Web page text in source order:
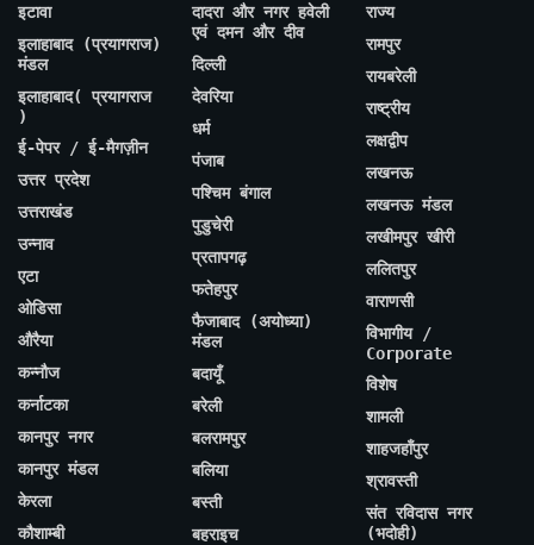
इटावा
इलाहाबाद (प्रयागराज)
मंडल
इलाहाबाद( प्रयागराज
)
ई-पेपर / ई-मैगज़ीन
उत्तर प्रदेश
उत्तराखंड
उन्नाव
एटा
ओडिसा
औरैया
कन्नौज
कर्नाटका
कानपुर नगर
कानपुर मंडल
केरला
कौशाम्बी
दादरा और नगर हवेली
एवं दमन और दीव
दिल्ली
देवरिया
धर्म
पंजाब
पश्चिम बंगाल
पुडुचेरी
प्रतापगढ़
फतेहपुर
फैजाबाद (अयोध्या)
मंडल
बदायूँ
बरेली
बलरामपुर
बलिया
बस्ती
बहराइच
राज्य
रामपुर
रायबरेली
राष्ट्रीय
लक्षद्वीप
लखनऊ
लखनऊ मंडल
लखीमपुर खीरी
ललितपुर
वाराणसी
विभागीय /
Corporate
विशेष
शामली
शाहजहाँपुर
श्रावस्ती
संत रविदास नगर
(भदोही)